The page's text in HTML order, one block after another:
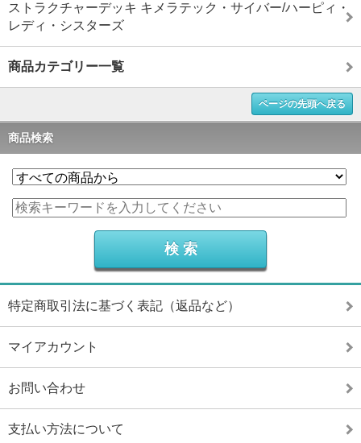
ストラクチャーデッキ キメラテック・サイバー/ハーピィ・
レディ・シスターズ
商品カテゴリー一覧
ページの先頭へ戻る
商品検索
特定商取引法に基づく表記（返品など）
マイアカウント
お問い合わせ
支払い方法について